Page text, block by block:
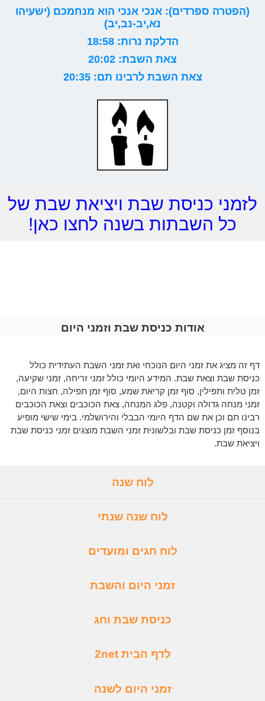
(הפטרה ספרדים): אנכי אנכי הוא מנחמכם (ישעיהו
נא,יב-נב,יב)
הדלקת נרות: 18:58
צאת השבת: 20:02
צאת השבת לרבינו תם: 20:35
לזמני כניסת שבת ויציאת שבת של
כל השבתות בשנה לחצו כאן!
אודות כניסת שבת וזמני היום
דף זה מציג את זמני היום הנוכחי ואת זמני השבת העתידית כולל
כניסת שבת וצאת שבת. המידע היומי כולל זמני זריחה, זמני שקיעה,
זמן טלית ותפילין, סוף זמן קריאת שמע, סוף זמן תפילה, חצות היום,
זמני מנחה גדולה וקטנה, פלג המנחה, צאת הכוכבים וצאת הכוכבים
רבינו תם וכן את שם הדף היומי הבבלי והירושלמי. בימי שישי מופיע
בנוסף זמן כניסת שבת ובלשונית זמני השבת מוצגים זמני כניסת שבת
ויציאת שבת.
לוח שנה
לוח שנה שנתי
לוח חגים ומועדים
זמני היום והשבת
כניסת שבת וחג
לדף הבית 2net
זמני היום לשנה